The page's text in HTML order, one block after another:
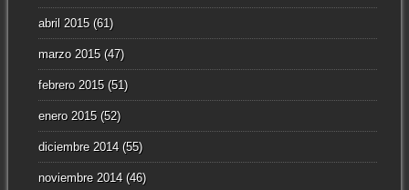
abril 2015(61)
marzo 2015(47)
febrero 2015(51)
enero 2015(52)
diciembre 2014(55)
noviembre 2014(46)